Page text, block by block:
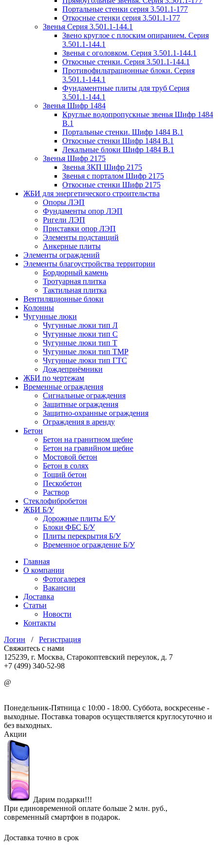
Портальные стенки серия 3.501.1-177
Откосные стенки серия 3.501.1-177
Звенья Серия 3.501.1-144.1
Звено круглое с плоским опиранием. Серия
3.501.1-144.1
Звенья с оголовком. Серия 3.501.1-144.1
Откосные стенки. Серия 3.501.1-144.1
Противофильтрационные блоки. Серия
3.501.1-144.1
Фундаментные плиты для труб Серия
3.501.1-144.1
Звенья Шифр 1484
Круглые водопропускные звенья Шифр 1484
В.1
Портальные стенки. Шифр 1484 В.1
Откосные стенки Шифр 1484 В.1
Лекальные блоки Шифр 1484 В.1
Звенья Шифр 2175
Звенья ЗКП Шифр 2175
Звенья с порталом Шифр 2175
Откосные стенки Шифр 2175
ЖБИ для энергетического строительства
Опоры ЛЭП
Фундаменты опор ЛЭП
Ригели ЛЭП
Приставки опор ЛЭП
Элементы подстанций
Анкерные плиты
Элементы ограждений
Элементы благоустройства территории
Бордюрный камень
Тротуарная плитка
Тактильная плитка
Вентиляционные блоки
Колонны
Чугунные люки
Чугунные люки тип Л
Чугунные люки тип С
Чугунные люки тип Т
Чугунные люки тип ТМР
Чугунные люки тип ГТС
Дождеприёмники
ЖБИ по чертежам
Временные ограждения
Сигнальные ограждения
Защитные ограждения
Защитно-охранные ограждения
Ограждения в аренду
Бетон
Бетон на гранитном щебне
Бетон на гравийном щебне
Мостовой бетон
Бетон в солях
Тощий бетон
Пескобетон
Раствор
Стеклофибробетон
ЖБИ Б/У
Дорожные плиты Б/У
Блоки ФБС Б/У
Плиты перекрытия Б/У
Временное ограждение Б/У
Главная
О компании
Фотогалерея
Вакансии
Доставка
Статьи
Новости
Контакты
Логин / Регистрация
Свяжитесь с нами
125239, г. Москва, Старокоптевский переулок, д. 7
+7 (499) 340-52-98
@
Понедельник-Пятница с 10:00 - 18:00. Суббота, воскресенье -
выходные. Поставка товаров осуществляется круглосуточно и
без выходных.
Акции
Дарим подарки!!!
При единовременной оплате больше 2 млн. руб.,
современный смартфон в подарок.
Доставка точно в срок